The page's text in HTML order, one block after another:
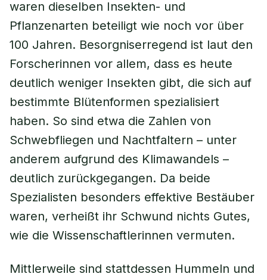
waren dieselben Insekten- und
Pflanzenarten beteiligt wie noch vor über
100 Jahren. Besorgniserregend ist laut den
Forscherinnen vor allem, dass es heute
deutlich weniger Insekten gibt, die sich auf
bestimmte Blütenformen spezialisiert
haben. So sind etwa die Zahlen von
Schwebfliegen und Nachtfaltern – unter
anderem aufgrund des Klimawandels –
deutlich zurückgegangen. Da beide
Spezialisten besonders effektive Bestäuber
waren, verheißt ihr Schwund nichts Gutes,
wie die Wissenschaftlerinnen vermuten.
Mittlerweile sind stattdessen Hummeln und